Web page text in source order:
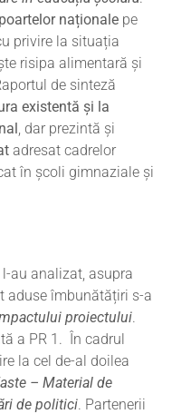
naționale pe
privire la situația
risipa alimentară și
de sinteză
existentă și la
, dar prezintă și
adresat cadrelor
în școli gimnaziale și
au analizat, asupra
aduse îmbunătățiri s-a
proiectului.
a PR 1. În cadrul
la cel de-al doilea
– Material de
de politici. Partenerii